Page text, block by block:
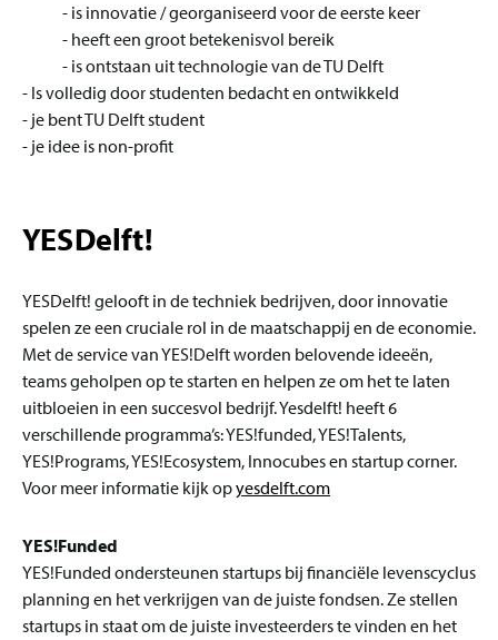
- is innovatie / georganiseerd voor de eerste keer
- heeft een groot betekenisvol bereik
- is ontstaan uit technologie van de TU Delft
- Is volledig door studenten bedacht en ontwikkeld
- je bent TU Delft student
- je idee is non-profit
YESDelft!
YESDelft! gelooft in de techniek bedrijven, door innovatie
spelen ze een cruciale rol in de maatschappij en de economie.
Met de service van YES!Delft worden belovende ideeën,
teams geholpen op te starten en helpen ze om het te laten
uitbloeien in een succesvol bedrijf. Yesdelft! heeft 6
verschillende programma’s: YES!funded, YES!Talents,
YES!Programs, YES!Ecosystem, Innocubes en startup corner.
Voor meer informatie kijk opyesdelft.com
YES!Funded
YES!Funded ondersteunen startups bij financiële levenscyclus
planning en het verkrijgen van de juiste fondsen. Ze stellen
startups in staat om de juiste investeerders te vinden en het